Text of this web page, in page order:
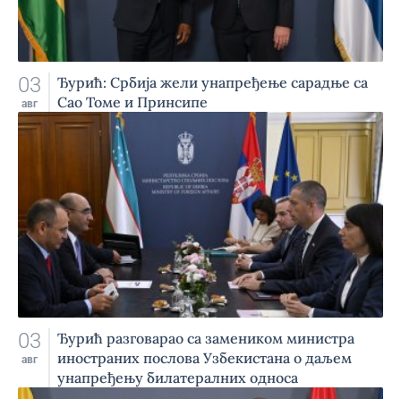
03
авг
Ђурић: Србија жели унапређење сарадње са
Сао Томе и Принсипе
03
авг
Ђурић разговарао са замеником министра
иностраних послова Узбекистана о даљем
унапређењу билатералних односа